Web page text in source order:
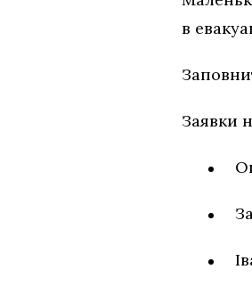
в
Заявки